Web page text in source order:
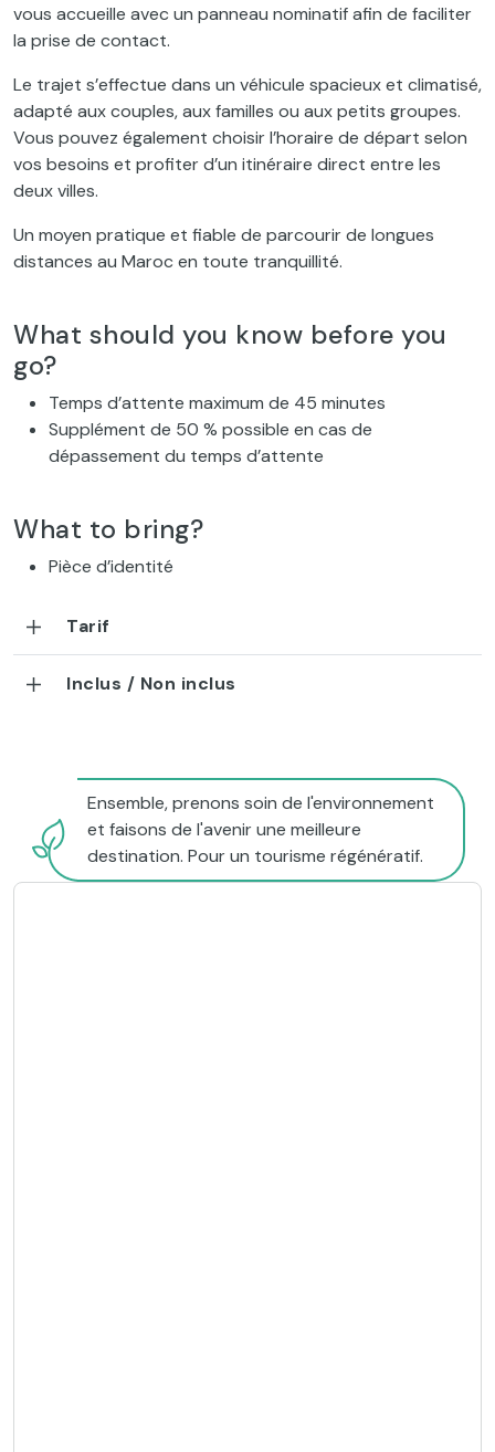
vous accueille avec un panneau nominatif afin de faciliter
la prise de contact.
Le trajet s’effectue dans un véhicule spacieux et climatisé,
adapté aux couples, aux familles ou aux petits groupes.
Vous pouvez également choisir l’horaire de départ selon
vos besoins et profiter d’un itinéraire direct entre les
deux villes.
Un moyen pratique et fiable de parcourir de longues
distances au Maroc en toute tranquillité.
What should you know before you
go?
Temps d’attente maximum de 45 minutes
Supplément de 50 % possible en cas de
dépassement du temps d’attente
What to bring?
Pièce d’identité
Tarif
Inclus / Non inclus
Ensemble, prenons soin de l'environnement
et faisons de l'avenir une meilleure
destination. Pour un tourisme régénératif.